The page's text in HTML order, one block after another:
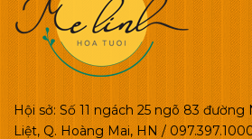
Hội sở: Số 11 ngách 25 ngõ 83
Liệt, Q. Hoàng Mai, HN /